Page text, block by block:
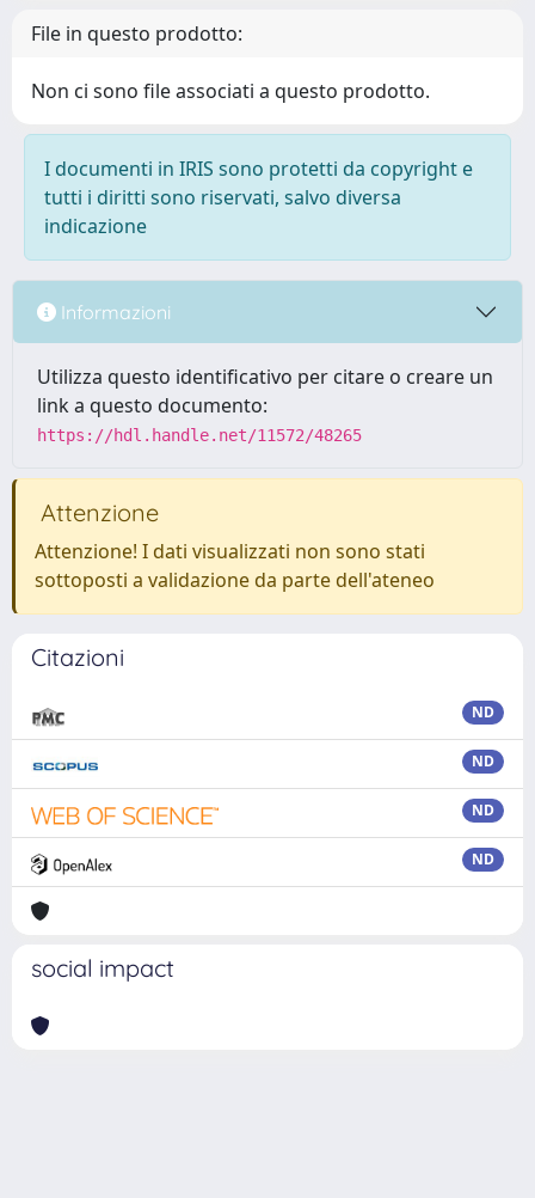
File in questo prodotto:
Non ci sono file associati a questo prodotto.
I documenti in IRIS sono protetti da copyright e
tutti i diritti sono riservati, salvo diversa
indicazione
Informazioni
Utilizza questo identificativo per citare o creare un
link a questo documento:
https://hdl.handle.net/11572/48265
Attenzione
Attenzione! I dati visualizzati non sono stati
sottoposti a validazione da parte dell'ateneo
Citazioni
ND
ND
ND
ND
social impact